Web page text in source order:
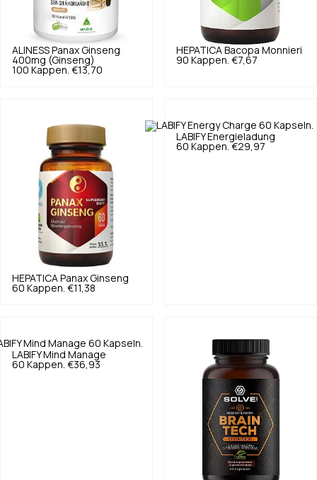
ALINESS Panax Ginseng
400mg (Ginseng)
100 Kappen. €13,70
HEPATICA Bacopa Monnieri
90 Kappen. €7,67
HEPATICA Panax Ginseng
60 Kappen. €11,38
LABIFY Energieladung
60 Kappen. €29,97
LABIFY Mind Manage
60 Kappen. €36,93